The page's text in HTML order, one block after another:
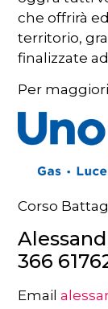
che offrirà
territorio,
finalizzate
Per
Corso
366
Email